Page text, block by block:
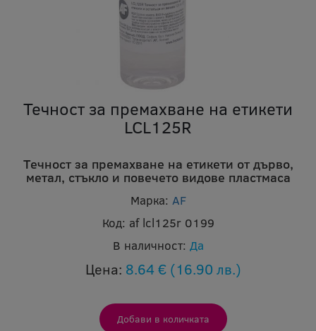
Течност за премахване на етикети
LCL125R
Течност за премахване на етикети от дърво,
метал, стъкло и повечето видове пластмаса
Марка: AF
Код: af lcl125r 0199
В наличност: Да
Цена: 8.64 € (16.90 лв.)